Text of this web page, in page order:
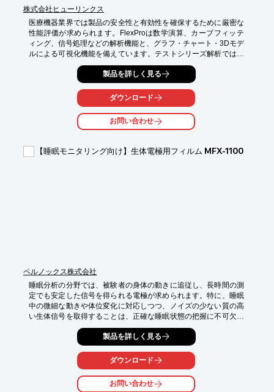
株式会社ヒューリンクス
医療機器業界では製品の安全性と有効性を確保するために厳密な
性能評価が求められます。FlexProは数学演算、カーブフィッテ
ィング、信号処理などの解析機能と、グラフ・チャート・3Dモデ
ルによる可視化機能を備えています。テストシリーズ解析では、
データセット数や表示する結果数が変化しても動的な解析・表示
機能が自動的に適応し、解析テンプレートをワンクリックで複数
の測定データに適用できます。カーブフィッティング、統計解
析、スペクトル解析、イベント抽出、フィルタリングなどの機能
が試作データの解析・性能比較を支援します。
【活用シーン】
・品質管理におけるロットごとの性能比較
・規制当局提出用データの作成
製品を詳しく見る
ダウンロード
お問い合わせ
【睡眠モニタリング向け】生体電極用フィルム MFX-1100
ペルノックス株式会社
睡眠分析の分野では、被験者の身体の動きに追従し、長時間の測
定でも安定した信号を得られる電極が求められます。特に、睡眠
中の微細な動きや体位変化に対応しつつ、ノイズの少ない質の高
い生体信号を取得することは、正確な睡眠状態の把握に不可欠で
す。不適切な電極は、測定誤差や被験者の不快感につながる可能
性があります。SilkyLink MFX-1100は、薄く柔軟な電極材料とし
て、これらの課題に対応し、睡眠分析の精度向上に貢献します。
【活用シーン】
・自宅での睡眠モニタリング
・臨床研究における睡眠評価
製品を詳しく見る
ダウンロード
お問い合わせ